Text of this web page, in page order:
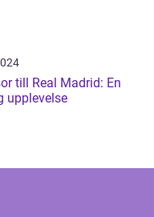
till Real Madrid: En
upplevelse